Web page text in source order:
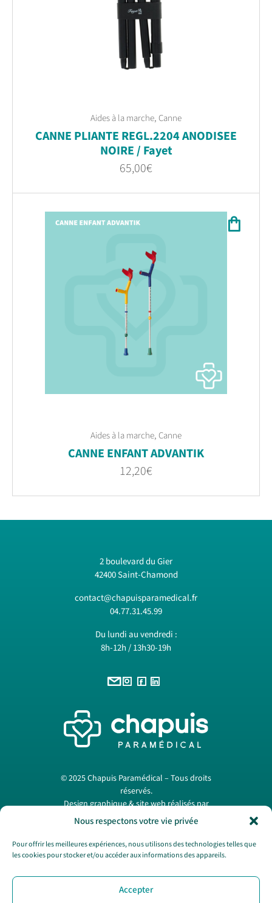
Nous respectons votre vie privée
Pour offrir les meilleures expériences, nous utilisons des technologies telles que
les cookies pour stocker et/ou accéder aux informations des appareils.
Accepter
Aides à la marche, Canne
CANNE PLIANTE REGL.2204 ANODISEE
NOIRE / Fayet
65,00€
Aides à la marche, Canne
CANNE ENFANT ADVANTIK
12,20€
2 boulevard du Gier
42400 Saint-Chamond
contact@chapuisparamedical.fr
04.77.31.45.99
Du lundi au vendredi :
8h-12h / 13h30-19h
© 2025 Chapuis Paramédical – Tous droits
réservés.
Design graphique & site web réalisés par
Papermint Création . —Mentions légales
Nous contacter